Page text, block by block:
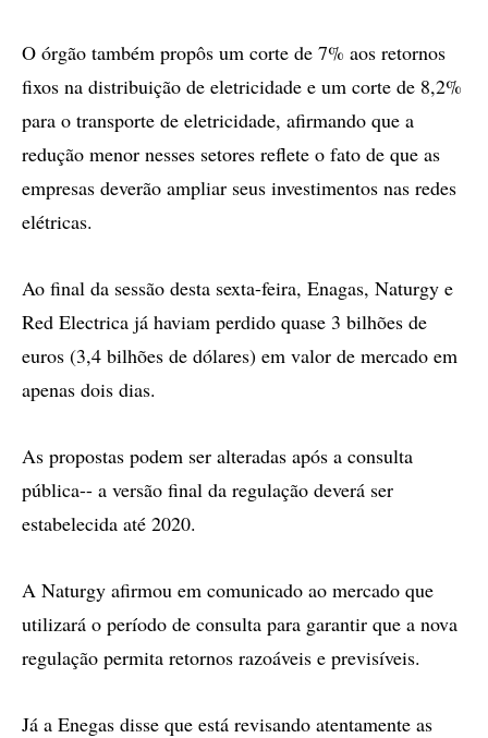
O órgão também propôs um corte de 7% aos retornos
fixos na distribuição de eletricidade e um corte de 8,2%
para o transporte de eletricidade, afirmando que a
redução menor nesses setores reflete o fato de que as
empresas deverão ampliar seus investimentos nas redes
elétricas.
Ao final da sessão desta sexta-feira, Enagas, Naturgy e
Red Electrica já haviam perdido quase 3 bilhões de
euros (3,4 bilhões de dólares) em valor de mercado em
apenas dois dias.
As propostas podem ser alteradas após a consulta
pública-- a versão final da regulação deverá ser
estabelecida até 2020.
A Naturgy afirmou em comunicado ao mercado que
utilizará o período de consulta para garantir que a nova
regulação permita retornos razoáveis e previsíveis.
Já a Enegas disse que está revisando atentamente as